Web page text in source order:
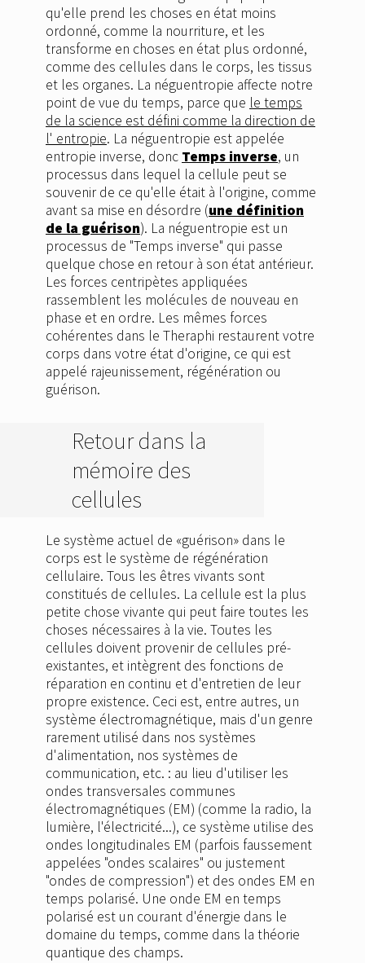
qu'elle prend les choses en état moins
ordonné, comme la nourriture, et les
transforme en choses en état plus ordonné,
comme des cellules dans le corps, les tissus
et les organes. La néguentropie affecte notre
point de vue du temps, parce que le temps
de la science est défini comme la direction de
l' entropie. La néguentropie est appelée
entropie inverse, donc Temps inverse, un
processus dans lequel la cellule peut se
souvenir de ce qu'elle était à l'origine, comme
avant sa mise en désordre (une définition
de la guérison). La néguentropie est un
processus de "Temps inverse" qui passe
quelque chose en retour à son état antérieur.
Les forces centripètes appliquées
rassemblent les molécules de nouveau en
phase et en ordre. Les mêmes forces
cohérentes dans le Theraphi restaurent votre
corps dans votre état d'origine, ce qui est
appelé rajeunissement, régénération ou
guérison.
Retour dans la
mémoire des
cellules
Le système actuel de «guérison» dans le
corps est le système de régénération
cellulaire. Tous les êtres vivants sont
constitués de cellules. La cellule est la plus
petite chose vivante qui peut faire toutes les
choses nécessaires à la vie. Toutes les
cellules doivent provenir de cellules pré-
existantes, et intègrent des fonctions de
réparation en continu et d'entretien de leur
propre existence. Ceci est, entre autres, un
système électromagnétique, mais d'un genre
rarement utilisé dans nos systèmes
d'alimentation, nos systèmes de
communication, etc. : au lieu d'utiliser les
ondes transversales communes
électromagnétiques (EM) (comme la radio, la
lumière, l'électricité...), ce système utilise des
ondes longitudinales EM (parfois faussement
appelées "ondes scalaires" ou justement
"ondes de compression") et des ondes EM en
temps polarisé. Une onde EM en temps
polarisé est un courant d'énergie dans le
domaine du temps, comme dans la théorie
quantique des champs.